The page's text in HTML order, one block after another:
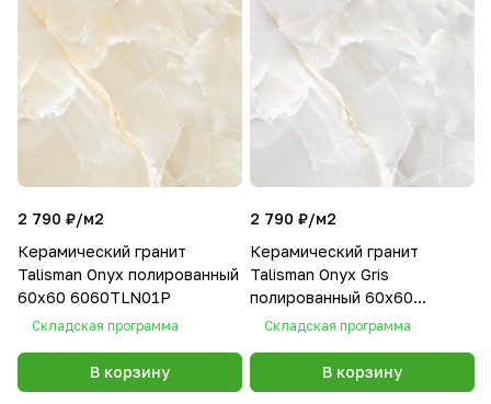
2 790 ₽/м2
Керамический гранит
Talisman Onyx полированный
60х60 6060TLN01P
Складская программа
В корзину
2 790 ₽/м2
Керамический гранит
Talisman Onyx Gris
полированный 60х60
6060TLN02P
Складская программа
В корзину